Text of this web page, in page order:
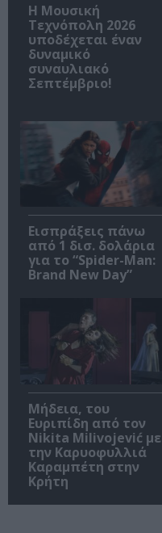
Η Μουσική
Τεχνόπολη 2026
υποδέχεται έναν
δυναμικό
συναυλιακό
Σεπτέμβριο!
Εισπράξεις πάνω
από 1 δισ. δολάρια
για το “Spider-Man:
Brand New Day”
Μήδεια, του
Ευριπίδη από τον
Nikita Milivojević με
την Καρυοφυλλιά
Καραμπέτη στην
Κρήτη